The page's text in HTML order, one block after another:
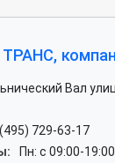
Вал
729-63-17
Пн: c 09:00-